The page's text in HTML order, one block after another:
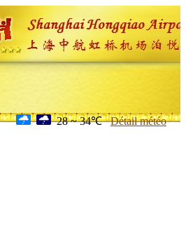
28 ~ 34℃ Détail météo